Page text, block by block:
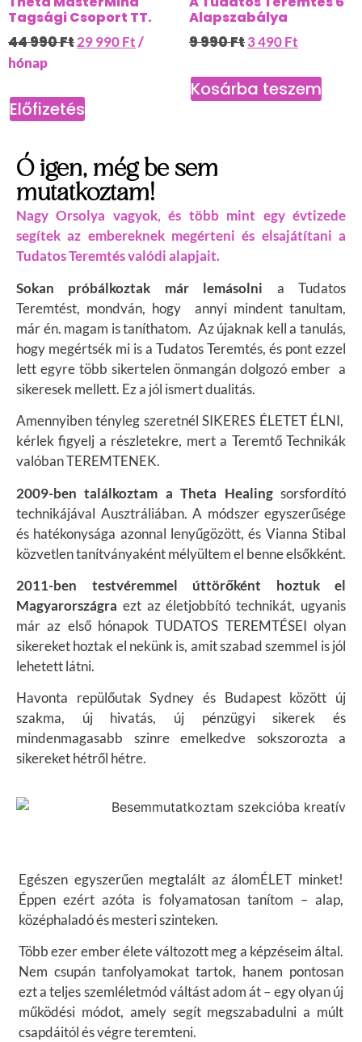
Tagsági Csoport TT.
44 990Ft29 990Ft/
hónap
Előfizetés
Alapszabálya
9 990Ft3 490Ft
Kosárba teszem
Ó igen, még be sem
mutatkoztam!
Nagy Orsolya vagyok, és több mint egy évtizede
segítek az embereknek megérteni és elsajátítani a
Tudatos Teremtés valódi alapjait.
Sokan próbálkoztak már lemásolni a Tudatos
Teremtést, mondván, hogy annyi mindent tanultam,
már én. magam is taníthatom. Az újaknak kell a tanulás,
hogy megértsék mi is a Tudatos Teremtés, és pont ezzel
lett egyre több sikertelen önmangán dolgozó ember a
sikeresek mellett. Ez a jól ismert dualitás.
Amennyiben tényleg szeretnél SIKERES ÉLETET ÉLNI,
kérlek figyelj a részletekre, mert a Teremtő Technikák
valóban TEREMTENEK.
2009-ben találkoztam a Theta Healingsorsfordító
technikájával Ausztráliában. A módszer egyszerűsége
és hatékonysága azonnal lenyűgözött, és Vianna Stibal
közvetlen tanítványaként mélyültem el benne elsőkként.
2011-ben testvéremmel úttörőként hoztuk el
Magyarországra ezt az életjobbító technikát, ugyanis
már az első hónapok TUDATOS TEREMTÉSEI olyan
sikereket hoztak el nekünk is, amit szabad szemmel is jól
lehetett látni.
Havonta repülőutak Sydney és Budapest között új
szakma, új hivatás, új pénzügyi sikerek és
mindenmagasabb szinre emelkedve sokszorozta a
sikereket hétről hétre.
Egészen egyszerűen megtalált az álomÉLET minket!
Éppen ezért azóta is folyamatosan tanítom – alap,
középhaladó és mesteri szinteken.
Több ezer ember élete változott meg a képzéseim által.
Nem csupán tanfolyamokat tartok, hanem pontosan
ezt a teljes szemléletmód váltást adom át – egy olyan új
működési módot, amely segít megszabadulni a múlt
csapdáitól és végre teremteni.